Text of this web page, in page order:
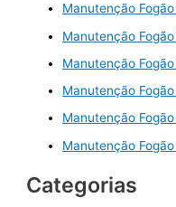
Manutenção
Manutenção
Manutenção
Manutenção
Manutenção
Manutenção
Categorias